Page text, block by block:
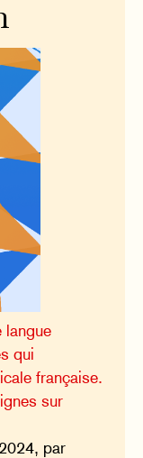
langue
qui
française.
sur
par